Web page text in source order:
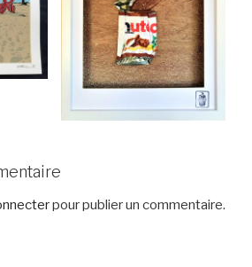
pour publier un commentaire.